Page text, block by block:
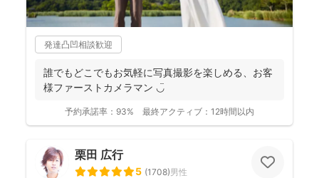
発達凸凹相談歓迎
誰でもどこでもお気軽に写真撮影を楽しめる、お客
様ファーストカメラマン ◡̈
予約承諾率： 93% 最終アクティブ： 12時間以内
栗田 広行
5 (1708)男性